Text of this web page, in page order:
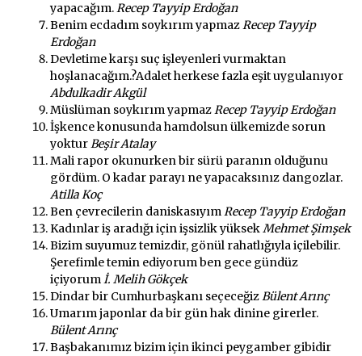
yapacağım.Recep Tayyip Erdoğan
Benim ecdadım soykırım yapmazRecep Tayyip
Erdoğan
Devletime karşı suç işleyenleri vurmaktan
hoşlanacağım.?Adalet herkese fazla eşit uygulanıyor
Abdulkadir Akgül
Müslüman soykırım yapmazRecep Tayyip Erdoğan
İşkence konusunda hamdolsun ülkemizde sorun
yokturBeşir Atalay
Mali rapor okunurken bir sürü paranın olduğunu
gördüm. O kadar parayı ne yapacaksınız dangozlar.
Atilla Koç
Ben çevrecilerin daniskasıyımRecep Tayyip Erdoğan
Kadınlar iş aradığı için işsizlik yüksekMehmet Şimşek
Bizim suyumuz temizdir, gönül rahatlığıyla içilebilir.
Şerefimle temin ediyorum ben gece gündüz
içiyorumİ. Melih Gökçek
Dindar bir Cumhurbaşkanı seçeceğizBülent Arınç
Umarım japonlar da bir gün hak dinine girerler.
Bülent Arınç
Başbakanımız bizim için ikinci peygamber gibidir